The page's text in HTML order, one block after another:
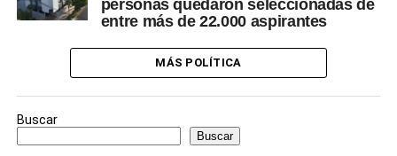
personas quedaron seleccionadas de
entre más de 22.000 aspirantes
MÁS POLÍTICA
Buscar
Buscar